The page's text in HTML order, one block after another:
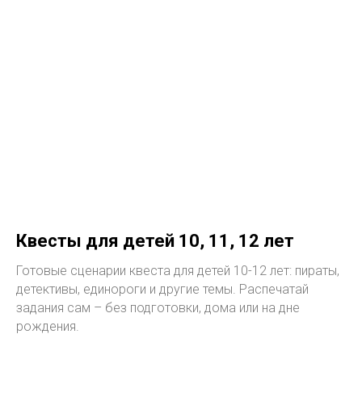
Квесты для детей 10, 11, 12 лет
Готовые сценарии квеста для детей 10-12 лет: пираты,
детективы, единороги и другие темы. Распечатай
задания сам – без подготовки, дома или на дне
рождения.